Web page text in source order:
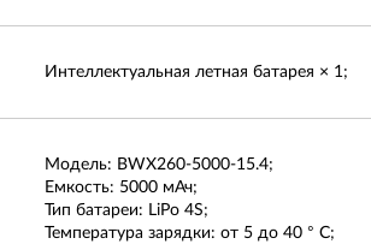
Интеллектуальная летная батарея × 1;
Модель: BWX260-5000-15.4;
Емкость: 5000 мАч;
Тип батареи: LiPo 4S;
Температура зарядки: от 5 до 40 ° C;